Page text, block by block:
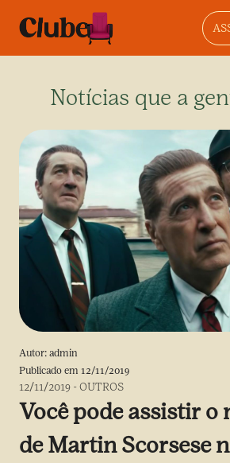
Notícias que a
Autor: admin
Publicado em 12/11/2019
12/11/2019 -OUTROS
Você pode assistir o
de Martin Scorsese